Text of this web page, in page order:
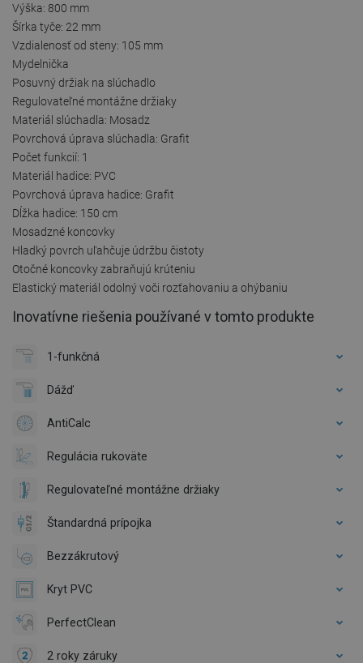
Výška: 800 mm
Šírka tyče: 22 mm
Vzdialenosť od steny: 105 mm
Mydelnička
Posuvný držiak na slúchadlo
Regulovateľné montážne držiaky
Materiál slúchadla: Mosadz
Povrchová úprava slúchadla: Grafit
Počet funkcií: 1
Materiál hadice: PVC
Povrchová úprava hadice: Grafit
Dĺžka hadice: 150 cm
Mosadzné koncovky
Hladký povrch uľahčuje údržbu čistoty
Otočné koncovky zabraňujú krúteniu
Elastický materiál odolný voči rozťahovaniu a ohýbaniu
Inovatívne riešenia používané v tomto produkte
1-funkčná
Dážď
AntiCalc
Regulácia rukoväte
Regulovateľné montážne držiaky
Štandardná prípojka
Bezzákrutový
Kryt PVC
PerfectClean
2 roky záruky